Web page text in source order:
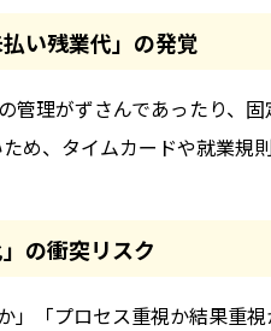
い残業代」の発覚
管理がずさんであったり、
め、タイムカードや就業規
の衝突リスク
」「プロセス重視か結果重